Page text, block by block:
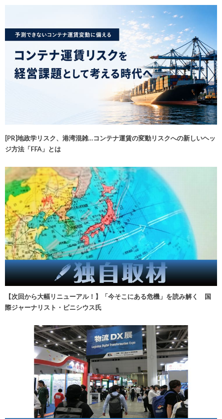
[PR]地政学リスク、港湾混雑…コンテナ運賃の変動リスクへの新しいヘッ
ジ方法「FFA」とは
【次回から大幅リニューアル！】「今そこにある危機」を読み解く 国
際ジャーナリスト・ビニシウス氏